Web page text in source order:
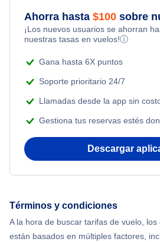
Ahorra hasta $100 sobre
¡Los nuevos usuarios se ahorran
nuestras tasas en vuelos!ⓘ
Gana hasta 6X puntos
Soporte prioritario 24/7
Llamadas desde la app sin
Gestiona tus reservas estés
Descargar
Términos y condiciones
A la hora de buscar tarifas de vuelo,
están basados en múltiples factores,